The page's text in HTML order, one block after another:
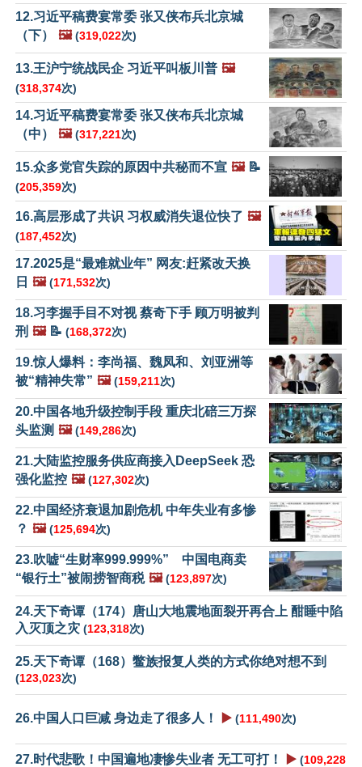
12.习近平稿费宴常委 张又侠布兵北京城
（下）
🖼️ (319,022次)
13.王沪宁统战民企 习近平叫板川普 🖼️
(318,374次)
14.习近平稿费宴常委 张又侠布兵北京城
（中）
🖼️ (317,221次)
15.众多党官失踪的原因中共秘而不宣 🖼️📝
(205,359次)
16.高层形成了共识 习权威消失退位快了 🖼️
(187,452次)
17.2025是“最难就业年” 网友:赶紧改天换
日 🖼️ (171,532次)
18.习李握手目不对视 蔡奇下手 顾万明被判
刑 🖼️📝 (168,372次)
19.惊人爆料：李尚福、魏凤和、刘亚洲等
被“精神失常” 🖼️ (159,211次)
20.中国各地升级控制手段 重庆北碚三万探
头监测 🖼️ (149,286次)
21.大陆监控服务供应商接入DeepSeek 恐
强化监控 🖼️ (127,302次)
22.中国经济衰退加剧危机 中年失业有多惨
？ 🖼️ (125,694次)
23.吹嘘“生财率999.999%” 中国电商卖
“银行土”被闹捞智商税 🖼️ (123,897次)
24.天下奇谭（174）唐山大地震地面裂开再合上 酣睡中陷
入灭顶之灾 (123,318次)
25.天下奇谭（168）鳖族报复人类的方式你绝对想不到
(123,023次)
26.中国人口巨减 身边走了很多人！ ▶️ (111,490次)
27.时代悲歌！中国遍地凄惨失业者 无工可打！ ▶️ (109,228